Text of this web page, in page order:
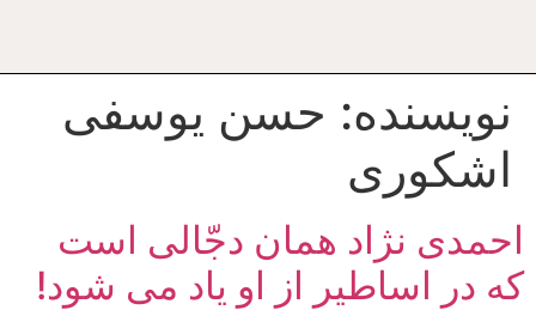
نویسنده: حسن یوسفی
اشکوری
احمدی نژاد همان دجّالی است
که در اساطیر از او یاد می شود!